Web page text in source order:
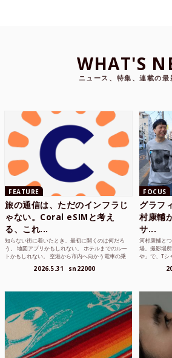
WHAT'S
ニュース、特集、連載の最
FEATURE
旅の通信は、ただのインフラじ
ゃない。Coral eSIMと考え
る、これ...
知らない街に着いたとき、最初に開くのは何だろ
う。 地図アプリかもしれない。 ホテルまでのルー
トかもしれない。 空港から市内へ向かう電車の乗
2026.5.31 sn22000
FOCUS
グラフ
村康輔
サ...
河村康輔と
場。撮影場
や」で、Tシ